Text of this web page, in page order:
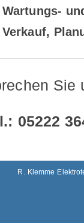
Wartungs-
Verkauf,
Sie
05222
R. Klemme